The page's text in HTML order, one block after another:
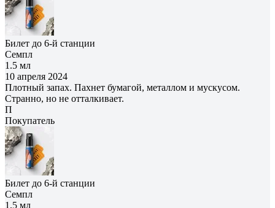
Билет до 6-й станции
Семпл
1.5 мл
10 апреля 2024
Плотный запах. Пахнет бумагой, металлом и мускусом.
Странно, но не отталкивает.
П
Покупатель
Билет до 6-й станции
Семпл
1.5 мл